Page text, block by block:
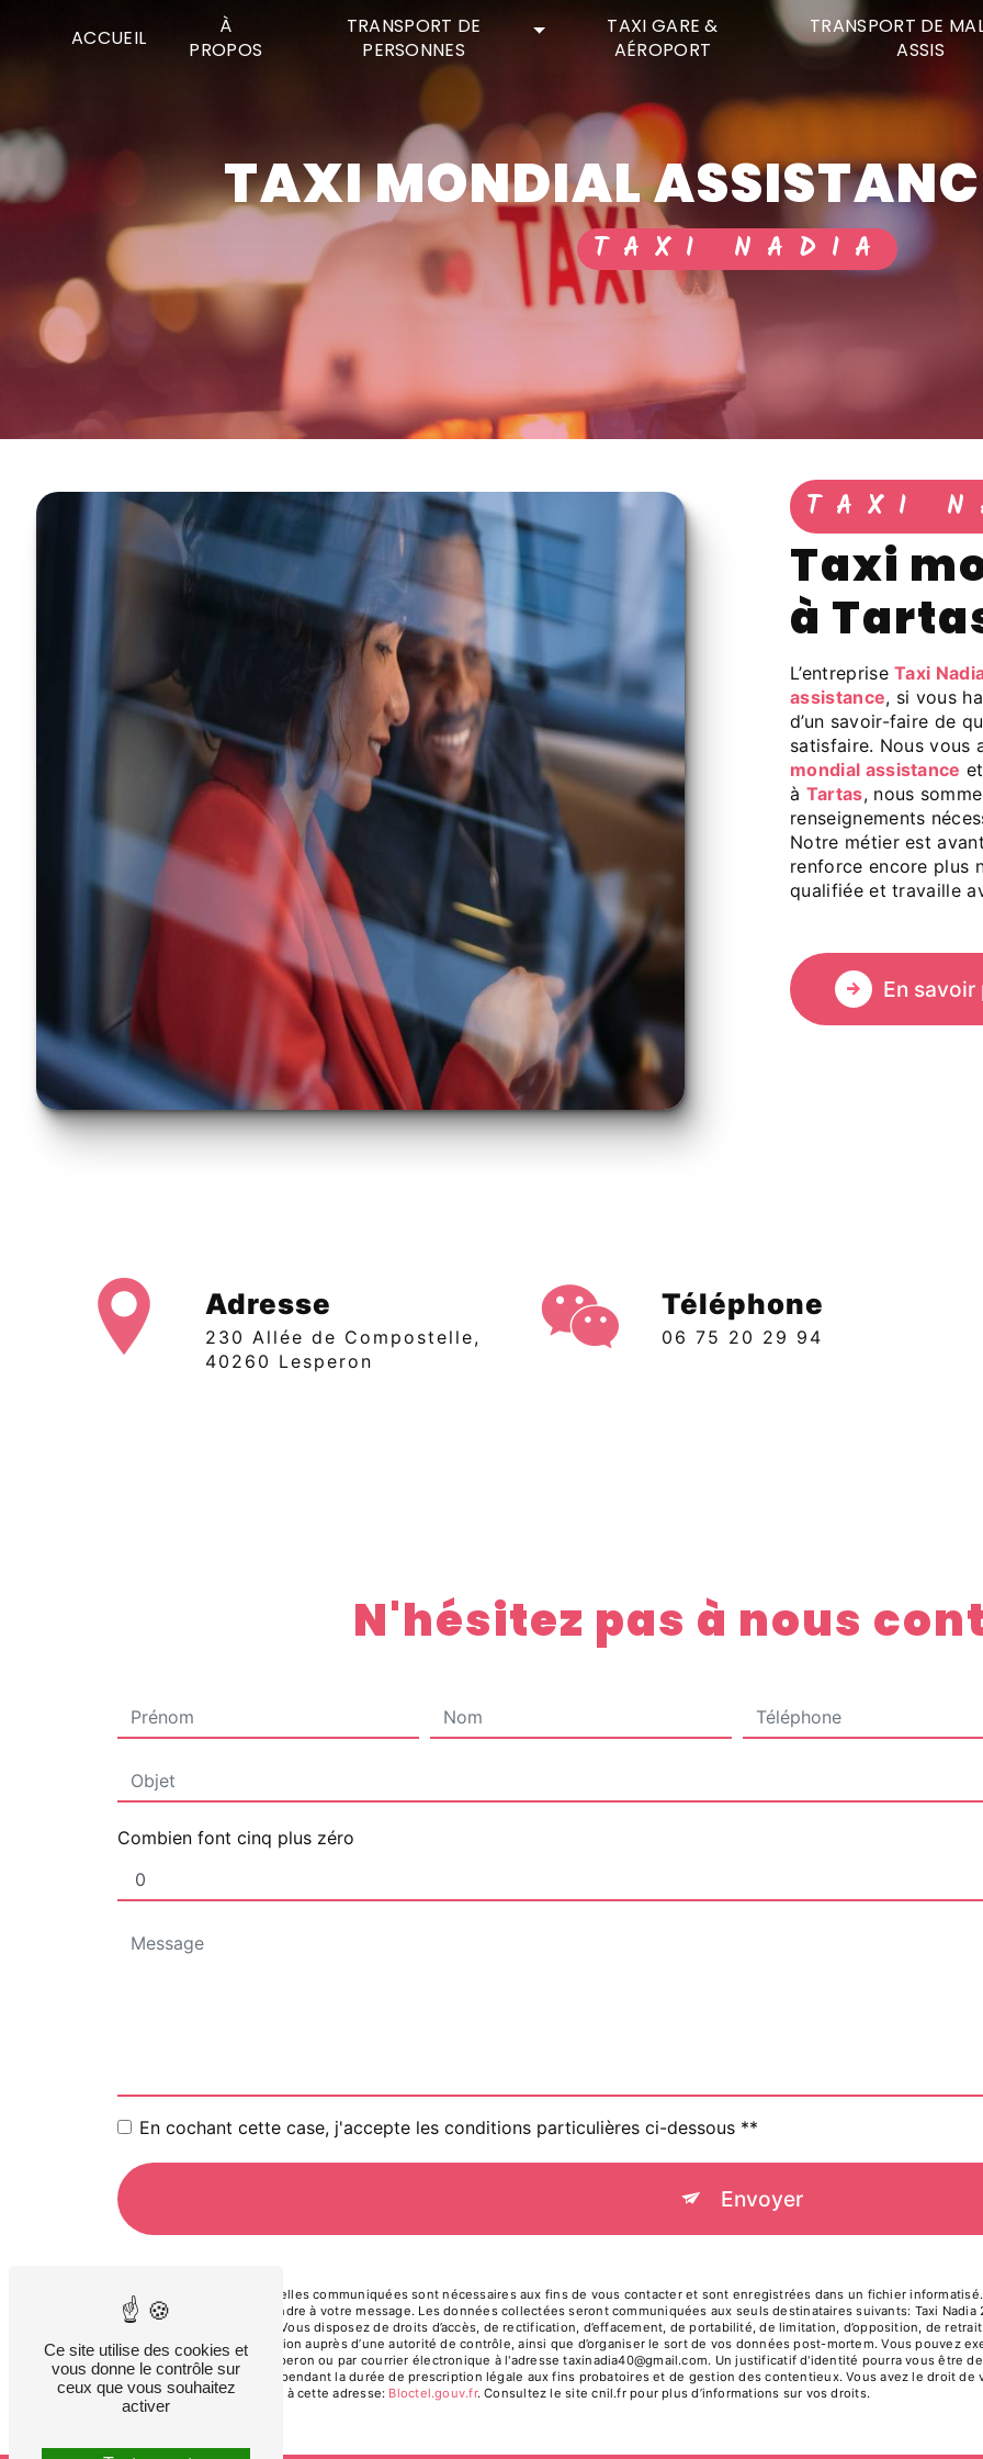
ACCUEIL
À
PROPOS
TRANSPORT DE
PERSONNES
TAXI GARE &
AÉROPORT
TRANSPORT DE
ASSIS
TAXI MONDIAL
TAXI NADIA
TAXI
taxi mondial assistance
à
L’entrepriseTaxi
assistance, si vous
d’un savoir-faire de
satisfaire. Nous vous
mondial assistance
à Tartas, nous
renseignements
Notre métier est
renforce encore plus
qualifiée et travaille
En savoir
Adresse
230 Allée de Compostelle,
40260 Lesperon
Téléphone
06 75 20 29 94
N'hésitez pas à nous
Combien font cinq plus zéro
En cochant cette case, j'accepte les conditions particulières ci-dessous **
Envoyer
** Les données personnelles communiquées sont nécessaires aux fins de vous contacter et sont enregistrées dans un fichier
dans le seul but de répondre à votre message. Les données collectées seront communiquées aux seuls destinataires suivants: Taxi
taxinadia40@gmail.com. Vous disposez de droits d’accès, de rectification, d’effacement, de portabilité, de limitation, d’opposition, de
d’introduire une réclamation auprès d’une autorité de contrôle, ainsi que d’organiser le sort de vos données post-mortem. Vous pouvez
Compostelle, 40260 Lesperon ou par courrier électronique à l'adresse taxinadia40@gmail.com. Un justificatif d'identité pourra vous être
de prise de contact puis pendant la durée de prescription légale aux fins probatoires et de gestion des contentieux. Vous avez le droit de
téléphonique, disponible à cette adresse:
Bloctel.gouv.fr. Consultez le site cnil.fr pour plus d’informations sur vos droits.
Panneau de gestion des cookies
Ce site utilise des cookies et
vous donne le contrôle sur
ceux que vous souhaitez
activer